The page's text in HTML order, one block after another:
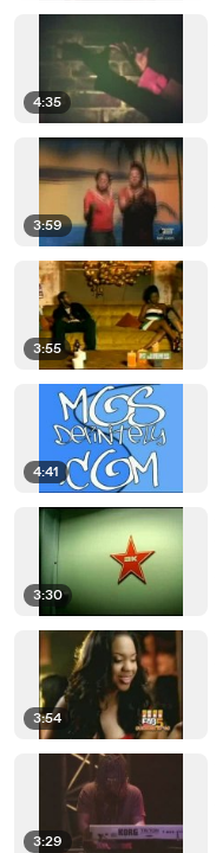
4:35
3:59
3:55
4:41
3:30
3:54
3:29